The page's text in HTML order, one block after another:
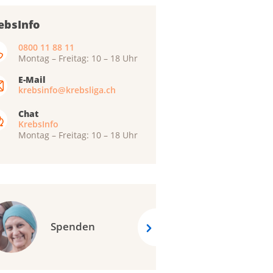
0800 11 88 11
Montag – Freitag: 10 – 18 Uhr
E-Mail
krebsinfo@krebsliga.ch
Chat
KrebsInfo
Montag – Freitag: 10 – 18 Uhr
Spenden